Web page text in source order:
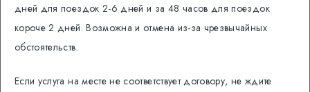
дней для поездок 2-6 дней и за 48 часов для поездок
короче 2 дней. Возможна и отмена из-за чрезвычайных
обстоятельств.
Если услуга на месте не соответствует договору, не ждите